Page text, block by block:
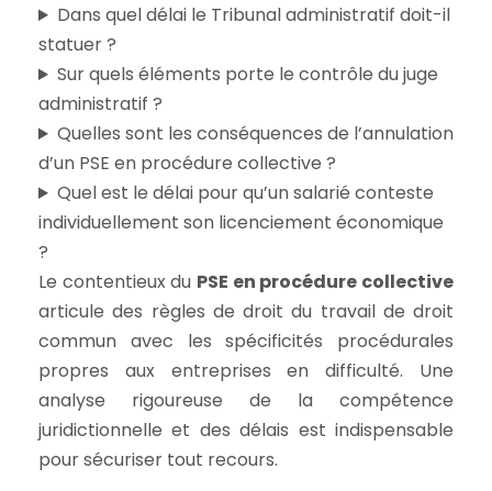
Dans quel délai le Tribunal administratif doit-il
statuer ?
Sur quels éléments porte le contrôle du juge
administratif ?
Quelles sont les conséquences de l’annulation
d’un PSE en procédure collective ?
Quel est le délai pour qu’un salarié conteste
individuellement son licenciement économique
?
Le contentieux du PSE en procédure collective
articule des règles de droit du travail de droit
commun avec les spécificités procédurales
propres aux entreprises en difficulté. Une
analyse rigoureuse de la compétence
juridictionnelle et des délais est indispensable
pour sécuriser tout recours.